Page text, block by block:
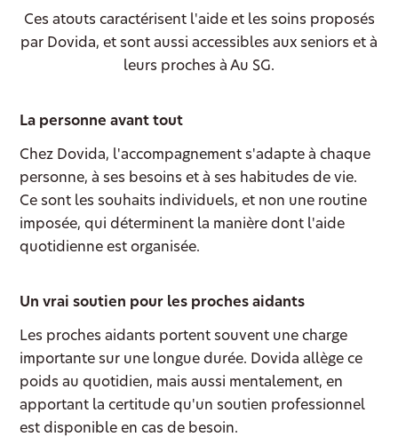
Ces atouts caractérisent l'aide et les soins proposés
par Dovida, et sont aussi accessibles aux seniors et à
leurs proches à Au SG.
La personne avant tout
Chez Dovida, l'accompagnement s'adapte à chaque
personne, à ses besoins et à ses habitudes de vie.
Ce sont les souhaits individuels, et non une routine
imposée, qui déterminent la manière dont l'aide
quotidienne est organisée.
Un vrai soutien pour les proches aidants
Les proches aidants portent souvent une charge
importante sur une longue durée. Dovida allège ce
poids au quotidien, mais aussi mentalement, en
apportant la certitude qu'un soutien professionnel
est disponible en cas de besoin.